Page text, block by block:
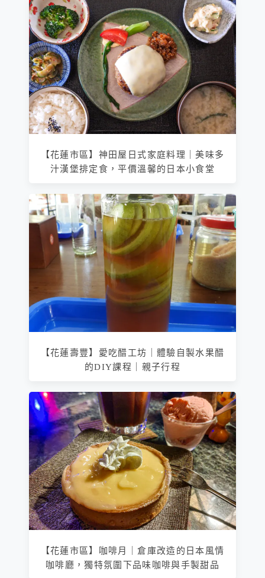
【花蓮市區】神田屋日式家庭料理｜美味多
汁漢堡排定食，平價溫馨的日本小食堂
【花蓮壽豐】愛吃醋工坊｜體驗自製水果醋
的DIY課程｜親子行程
【花蓮市區】咖啡月｜倉庫改造的日本風情
咖啡廳，獨特氛圍下品味咖啡與手製甜品